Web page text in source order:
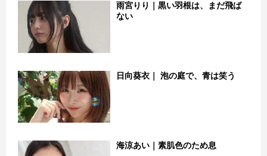
雨宮りり｜黒い羽根は、まだ飛ば
ない
日向葵衣｜ 泡の庭で、青は笑う
海涼あい｜素肌色のため息